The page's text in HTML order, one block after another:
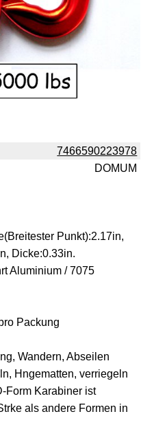
7466590223978
DOMUM
Punkt):2.17in,
Dicke:0.33in.
Aluminium / 7075
Packung
Wandern, Abseilen
Hngematten, verriegeln
Form Karabiner ist
als andere Formen in